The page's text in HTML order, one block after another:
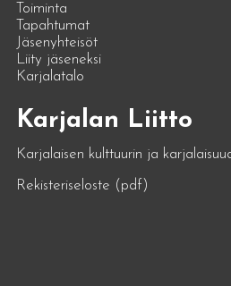
Toiminta
Tapahtumat
Jäsenyhteisöt
Liity jäseneksi
Karjalatalo
Karjalan Liitto
Karjalaisen kulttuurin ja
Rekisteriseloste (pdf)